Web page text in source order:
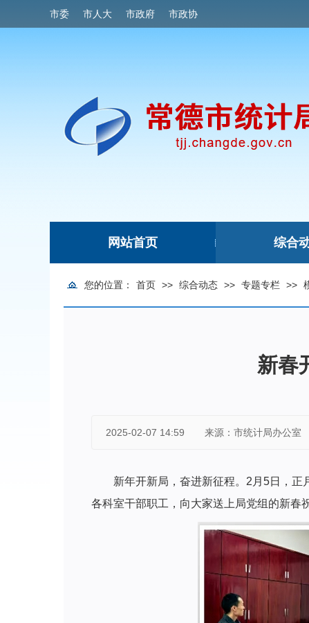
市委 市人大 市政府 市政协
网站首页 综合
您的位置： 首页 >> 综合动态 >> 专题专栏 >>
新春
2025-02-07 14:59 来源：市统计局办公室
新年开新局，奋进新征程。2月5日，
各科室干部职工，向大家送上局党组的新春